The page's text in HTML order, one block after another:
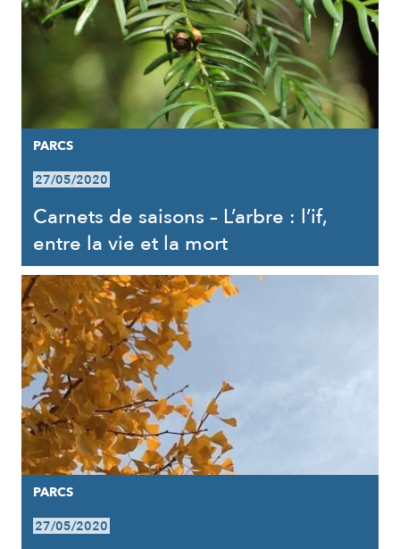
PARCS
27/05/2020
Carnets de saisons – L’arbre : l’if,
entre la vie et la mort
PARCS
27/05/2020